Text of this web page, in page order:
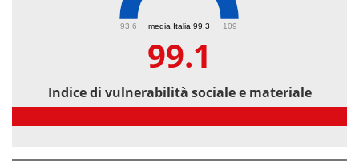
media Italia 99.3
93.6 109
99.1
Indice di vulnerabilità sociale e materiale